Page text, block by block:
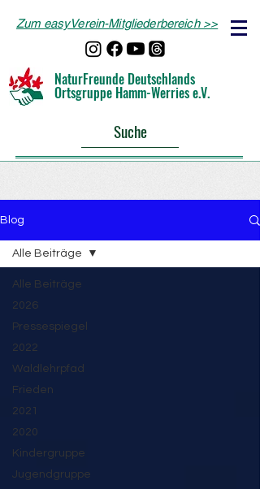
Zum easyVerein-Mitgliederbereich >>
NaturFreunde Deutschlands
Ortsgruppe Hamm-Werries e.V.
Suche
Blog
Alle Beiträge
2026
Pressespiegel
2022
Waldlehrpfad
Frieden
2021
2020
Kindergruppe
Jugendgruppe
Alle Beiträge